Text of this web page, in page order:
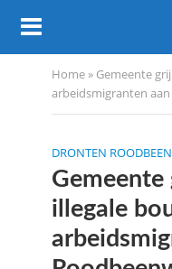
Home» Gemeente
arbeidsmigranten
DRONTEN
illegale